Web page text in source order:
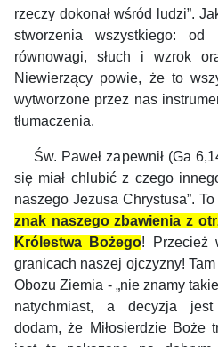
rzeczy dokonał wśród ludzi”.
stworzenia wszystkiego:
równowagi, słuch i wzrok
Niewierzący powie, że to
wytworzone przez nas
tłumaczenia.
Św. Paweł zapewnił (Ga
się miał chlubić z czego
naszego Jezusa Chrystusa”.
znak naszego zbawienia z
Królestwa Bożego! Przecież
granicach naszej ojczyzny!
Obozu Ziemia - „nie znamy
natychmiast, a decyzja jest
dodam, że Miłosierdzie Boże